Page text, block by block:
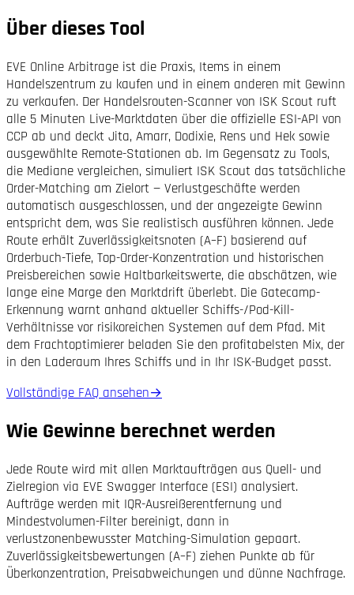
Über dieses Tool
EVE Online Arbitrage ist die Praxis, Items in einem
Handelszentrum zu kaufen und in einem anderen mit Gewinn
zu verkaufen. Der Handelsrouten-Scanner von ISK Scout ruft
alle 5 Minuten Live-Marktdaten über die offizielle ESI-API von
CCP ab und deckt Jita, Amarr, Dodixie, Rens und Hek sowie
ausgewählte Remote-Stationen ab. Im Gegensatz zu Tools,
die Mediane vergleichen, simuliert ISK Scout das tatsächliche
Order-Matching am Zielort — Verlustgeschäfte werden
automatisch ausgeschlossen, und der angezeigte Gewinn
entspricht dem, was Sie realistisch ausführen können. Jede
Route erhält Zuverlässigkeitsnoten (A–F) basierend auf
Orderbuch-Tiefe, Top-Order-Konzentration und historischen
Preisbereichen sowie Haltbarkeitswerte, die abschätzen, wie
lange eine Marge den Marktdrift überlebt. Die Gatecamp-
Erkennung warnt anhand aktueller Schiffs-/Pod-Kill-
Verhältnisse vor risikoreichen Systemen auf dem Pfad. Mit
dem Frachtoptimierer beladen Sie den profitabelsten Mix, der
in den Laderaum Ihres Schiffs und in Ihr ISK-Budget passt.
Vollständige FAQ ansehen→
Wie Gewinne berechnet werden
Jede Route wird mit allen Marktaufträgen aus Quell- und
Zielregion via EVE Swagger Interface (ESI) analysiert.
Aufträge werden mit IQR-Ausreißerentfernung und
Mindestvolumen-Filter bereinigt, dann in
verlustzonenbewusster Matching-Simulation gepaart.
Zuverlässigkeitsbewertungen (A–F) ziehen Punkte ab für
Überkonzentration, Preisabweichungen und dünne Nachfrage.